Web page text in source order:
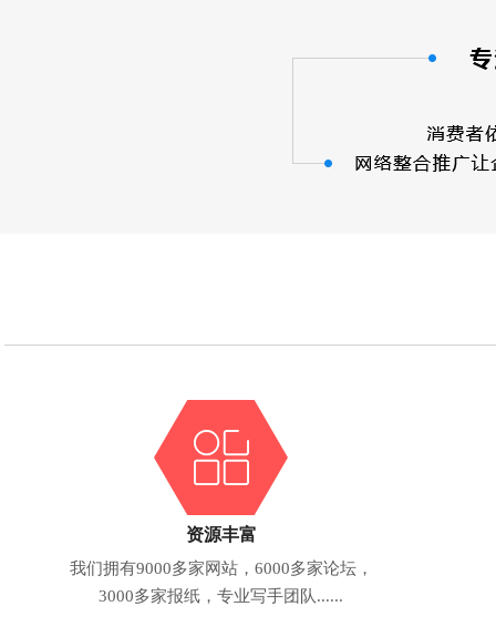
资源丰富
我们拥有9000多家网站，6000多家论坛，
3000多家报纸，专业写手团队......